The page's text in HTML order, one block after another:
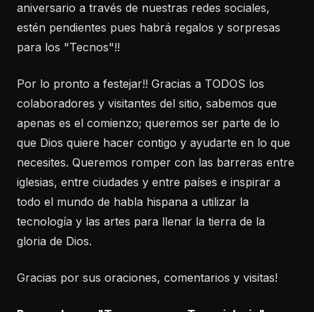
aniversario a través de nuestras redes sociales,
estén pendientes pues habrá regalos y sorpresas
para los "Tecnos"!!
Por lo pronto a festejar!! Gracias a TODOS los
colaboradores y visitantes del sitio, sabemos que
apenas es el comienzo; queremos ser parte de lo
que Dios quiere hacer contigo y ayudarte en lo que
necesites. Queremos romper con las barreras entre
iglesias, entre ciudades y entre países e inspirar a
todo el mundo de habla hispana a utilizar la
tecnología y las artes para llenar la tierra de la
gloria de Dios.
Gracias por sus oraciones, comentarios y visitas!